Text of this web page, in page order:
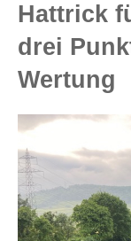
Hattrick
drei
Wertung